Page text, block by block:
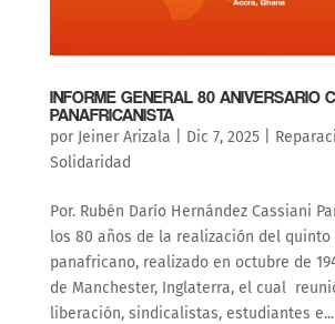
INFORME GENERAL 80 ANIVERSARIO
PANAFRICANISTA
por Jeiner Arizala Dic 7, 2025|
Solidaridad
Por. Rubén Darío Hernández Cassiani
los 80 años de la realización del quinto
panafricano, realizado en octubre de
de Manchester, Inglaterra, el cual
liberación, sindicalistas, estudiantes e...